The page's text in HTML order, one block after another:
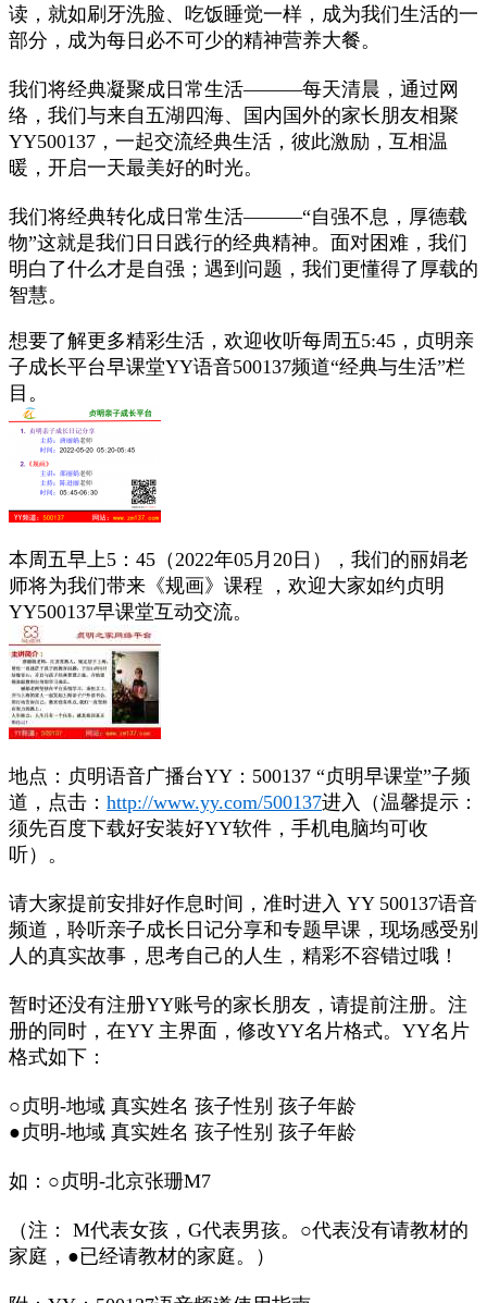
读，就如刷牙洗脸、吃饭睡觉一样，成为我们生活的一
部分，成为每日必不可少的精神营养大餐。
我们将经典凝聚成日常生活―――每天清晨，通过网
络，我们与来自五湖四海、国内国外的家长朋友相聚
YY500137，一起交流经典生活，彼此激励，互相温
暖，开启一天最美好的时光。
我们将经典转化成日常生活―――“自强不息，厚德载
物”这就是我们日日践行的经典精神。面对困难，我们
明白了什么才是自强；遇到问题，我们更懂得了厚载的
智慧。
想要了解更多精彩生活，欢迎收听每周五5:45，贞明亲
子成长平台早课堂YY语音500137频道“经典与生活”栏
目。
本周五早上5：45（2022年05月20日），我们的丽娟老
师将为我们带来《规画》课程 ，欢迎大家如约贞明
YY500137早课堂互动交流。
地点：贞明语音广播台YY：500137 “贞明早课堂”子频
道，点击： http://www.yy.com/500137进入（温馨提示：
须先百度下载好安装好YY软件，手机电脑均可收
听）。
请大家提前安排好作息时间，准时进入 YY 500137语音
频道，聆听亲子成长日记分享和专题早课，现场感受别
人的真实故事，思考自己的人生，精彩不容错过哦！
暂时还没有注册YY账号的家长朋友，请提前注册。注
册的同时，在YY 主界面，修改YY名片格式。YY名片
格式如下：
○贞明-地域 真实姓名 孩子性别 孩子年龄
●贞明-地域 真实姓名 孩子性别 孩子年龄
如：○贞明-北京张珊M7
（注： M代表女孩，G代表男孩。○代表没有请教材的
家庭，●已经请教材的家庭。）